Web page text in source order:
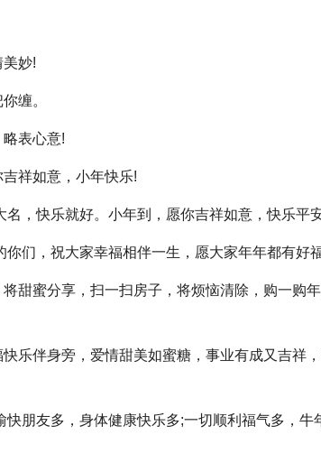
妙!
缠。
表心意!
祥如意，小年快乐!
，快乐就好。小年到，愿你吉祥如意，快乐平
们，祝大家幸福相伴一生，愿大家年年都有好
甜蜜分享，扫一扫房子，将烦恼清除，购一购
乐伴身旁，爱情甜美如蜜糖，事业有成又吉祥
朋友多，身体健康快乐多;一切顺利福气多，牛